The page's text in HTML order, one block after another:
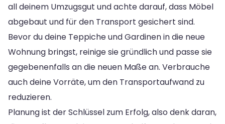
all deinem Umzugsgut und achte darauf, dass Möbel
abgebaut und für den Transport gesichert sind.
Bevor du deine Teppiche und Gardinen in die neue
Wohnung bringst, reinige sie gründlich und passe sie
gegebenenfalls an die neuen Maße an. Verbrauche
auch deine Vorräte, um den Transportaufwand zu
reduzieren.
Planung ist der Schlüssel zum Erfolg, also denk daran,